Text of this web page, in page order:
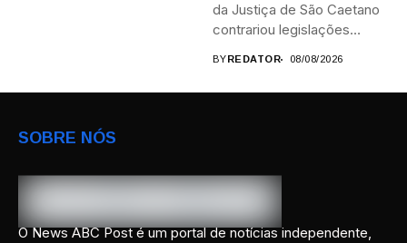
da Justiça de São Caetano
contrariou legislações
BY REDATOR 08/08/2026
SOBRE NÓS
O News ABC Post é um portal de notícias independente,